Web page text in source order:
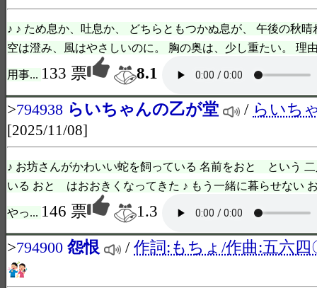
♪ ♪ ため息か、吐息か、 どちらともつかぬ息が、 午後の秋
空は澄み、風はやさしいのに。 胸の奥は、少し重たい。 理
用事... 133 票
8.1
>794938 らいちゃんの乙が堂 / らいち
[2025/11/08]
♪ お坊さんがかわいい蛇を飼っている 名前をおと という
いる おと はおおきくなってきた ♪ もう一緒に暮らせない
やっ... 146 票
1.3
>794900 怨恨 /作詞:もちょ/作曲:五六四